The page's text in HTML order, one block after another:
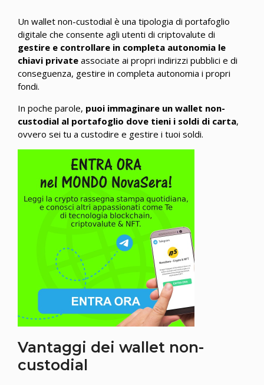
Un wallet non-custodial è una tipologia di portafoglio
digitale che consente agli utenti di criptovalute di
gestire e controllare in completa autonomia le
chiavi private associate ai propri indirizzi pubblici e di
conseguenza, gestire in completa autonomia i propri
fondi.
In poche parole, puoi immaginare un wallet non-
custodial al portafoglio dove tieni i soldi di carta,
ovvero sei tu a custodire e gestire i tuoi soldi.
Vantaggi dei wallet non-
custodial